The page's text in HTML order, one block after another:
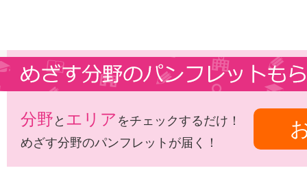
分野 と エリア をチェックするだけ！
めざす分野のパンフレットが届く！